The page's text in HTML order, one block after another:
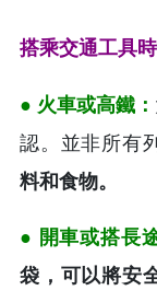
搭乘交通工具
● 火車或高鐵：
認。並非所有
料和食物。
● 開車或搭長
袋，可以將安